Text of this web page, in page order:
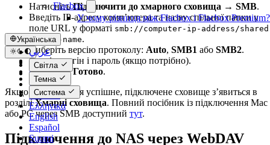
Flacbox
У чому різниця між Flacbox і Flacbox Premium?
Українська
عربي
Català
Čeština
Dansk
Deutsch
Ελληνικά
English
Español
Suomi
Світла
Темна
Система
НатиснітьПідключити до хмарного сховища → SMB.
Введіть IP-адресу комп’ютера та назву спільної папки у
поле URL у форматі smb://computer-ip-address/
folder-name.
Виберіть версію протоколу: Auto, SMB1 або SMB2.
Введіть логін і пароль (якщо потрібно).
НатиснітьГотово.
Якщо підключення успішне, підключене сховище з’явиться в
розділіХмарні сховища. Повний посібник із підключення Mac
або PC через SMB доступний тут.
Підключення до NAS через WebDAV